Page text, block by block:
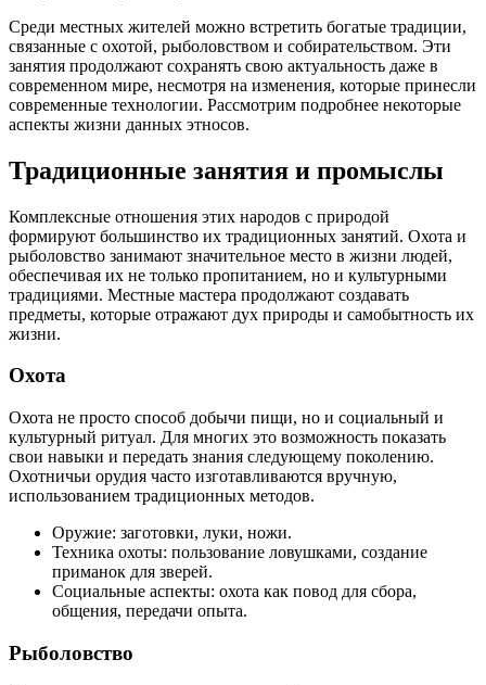
Среди местных жителей можно встретить богатые традиции,
связанные с охотой, рыболовством и собирательством. Эти
занятия продолжают сохранять свою актуальность даже в
современном мире, несмотря на изменения, которые принесли
современные технологии. Рассмотрим подробнее некоторые
аспекты жизни данных этносов.
Традиционные занятия и промыслы
Комплексные отношения этих народов с природой
формируют большинство их традиционных занятий. Охота и
рыболовство занимают значительное место в жизни людей,
обеспечивая их не только пропитанием, но и культурными
традициями. Местные мастера продолжают создавать
предметы, которые отражают дух природы и самобытность их
жизни.
Охота
Охота не просто способ добычи пищи, но и социальный и
культурный ритуал. Для многих это возможность показать
свои навыки и передать знания следующему поколению.
Охотничьи орудия часто изготавливаются вручную,
использованием традиционных методов.
Оружие: заготовки, луки, ножи.
Техника охоты: пользование ловушками, создание
приманок для зверей.
Социальные аспекты: охота как повод для сбора,
общения, передачи опыта.
Рыболовство